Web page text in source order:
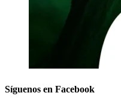
Síguenos en Facebook